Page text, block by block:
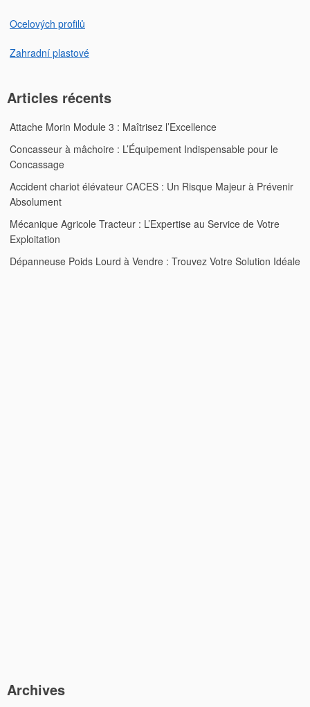
Ocelových profilů
Zahradní plastové
Articles récents
Attache Morin Module 3 : Maîtrisez l’Excellence
Concasseur à mâchoire : L’Équipement Indispensable pour le
Concassage
Accident chariot élévateur CACES : Un Risque Majeur à Prévenir
Absolument
Mécanique Agricole Tracteur : L’Expertise au Service de Votre
Exploitation
Dépanneuse Poids Lourd à Vendre : Trouvez Votre Solution Idéale
Archives